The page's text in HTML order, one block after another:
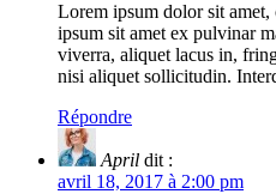
Lorem ipsum dolor sit
ipsum sit amet ex pulvinar
viverra, aliquet lacus in,
nisi aliquet sollicitudin.
Répondre
April dit :
avril 18, 2017 à 2:00 pm